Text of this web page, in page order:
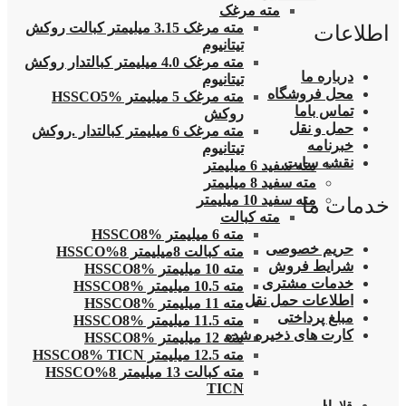
مته مرغک
مته مرغک 3.15 میلیمتر کبالت روکش
تیتانیوم
مته مرغک 4.0 میلیمتر کبالتدار روکش
تیتانیوم
مته مرغک 5 میلیمتر HSSCO5%
روکش
مته مرغک 6 میلیمتر کبالتدار .روکش
تیتانیوم
مته سفید 6 میلیمتر
مته سفید 8 میلیمتر
مته سفید 10 میلیمتر
مته کبالت
مته 6 میلیمتر HSSCO8%
مته کبالت 8میلیمتر 8%HSSCO
مته 10 میلیمتر HSSCO8%
مته 10.5 میلیمتر HSSCO8%
مته 11 میلیمتر HSSCO8%
مته 11.5 میلیمتر HSSCO8%
مته 12 میلیمتر HSSCO8%
مته 12.5 میلیمتر HSSCO8% TICN
مته کبالت 13 میلیمتر 8%HSSCO
TICN
اطلاعات
درباره ما
محل فروشگاه
تماس باما
حمل و نقل
خبرنامه
نقشه سایت
خدمات ما
حریم خصوصی
شرایط فروش
خدمات مشتری
اطلاعات حمل نقل
مبلغ پرداختی
کارت های ذخیره شده